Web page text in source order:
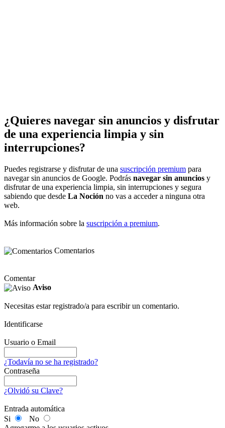
¿Quieres navegar sin anuncios y disfrutar
de una experiencia limpia y sin
interrupciones?
Puedes registrarse y disfrutar de una suscripción premium para
navegar sin anuncios de Google. Podrás navegar sin anuncios y
disfrutar de una experiencia limpia, sin interrupciones y segura
sabiendo que desde La Noción no vas a acceder a ninguna otra
web.
Más información sobre la suscripción a premium.
Comentarios
Comentar
Aviso
Necesitas estar registrado/a para escribir un comentario.
Identificarse
Usuario o Email
¿Todavía no se ha registrado?
Contraseña
¿Olvidó su Clave?
Entrada automática
Si
No